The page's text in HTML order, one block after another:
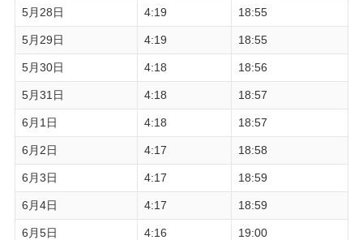
5月28日 4:19 18:55
5月29日 4:19 18:55
5月30日 4:18 18:56
5月31日 4:18 18:57
6月1日 4:18 18:57
6月2日 4:17 18:58
6月3日 4:17 18:59
6月4日 4:17 18:59
6月5日 4:16 19:00